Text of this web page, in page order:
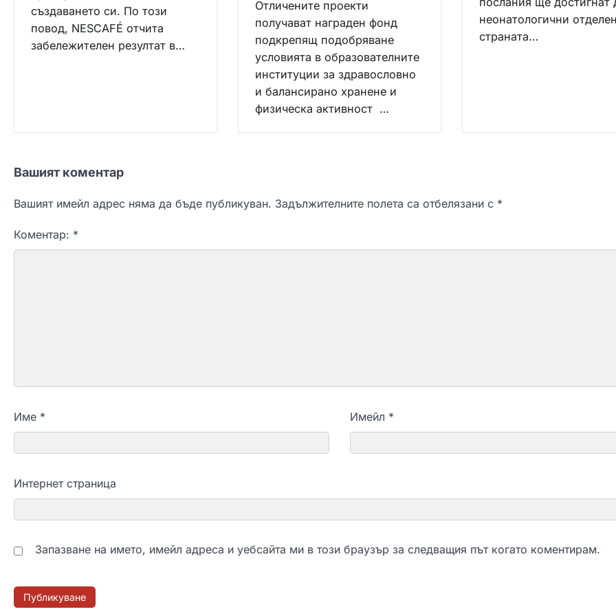
създаването си. По този
повод, NESCAFÉ отчита
забележителен резултат в…
Отличените проекти
получават награден фонд
подкрепящ подобряване
условията в образователните
институции за здравословно
и балансирано хранене и
физическа активност …
неонатологични
страната…
Вашият коментар
Вашият имейл адрес няма да бъде публикуван. Задължителните полета са отбелязани с *
Коментар: *
Име * Имейл *
Интернет страница
Запазване на името, имейл адреса и уебсайта ми в този браузър за следващия път когато коментирам.